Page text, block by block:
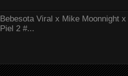
Bebesota Viral x Mike Moonnight
Piel 2 #...